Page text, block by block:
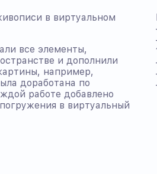
в виртуальном
все элементы,
и дополнили
например,
доработана по
работе добавлено
в виртуальный